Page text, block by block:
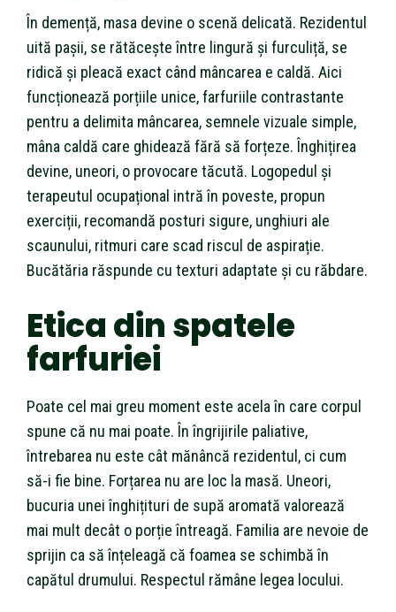
În demență, masa devine o scenă delicată. Rezidentul
uită pașii, se rătăcește între lingură și furculiță, se
ridică și pleacă exact când mâncarea e caldă. Aici
funcționează porțiile unice, farfuriile contrastante
pentru a delimita mâncarea, semnele vizuale simple,
mâna caldă care ghidează fără să forțeze. Înghițirea
devine, uneori, o provocare tăcută. Logopedul și
terapeutul ocupațional intră în poveste, propun
exerciții, recomandă posturi sigure, unghiuri ale
scaunului, ritmuri care scad riscul de aspirație.
Bucătăria răspunde cu texturi adaptate și cu răbdare.
Etica din spatele
farfuriei
Poate cel mai greu moment este acela în care corpul
spune că nu mai poate. În îngrijirile paliative,
întrebarea nu este cât mănâncă rezidentul, ci cum
să-i fie bine. Forțarea nu are loc la masă. Uneori,
bucuria unei înghițituri de supă aromată valorează
mai mult decât o porție întreagă. Familia are nevoie de
sprijin ca să înțeleagă că foamea se schimbă în
capătul drumului. Respectul rămâne legea locului.